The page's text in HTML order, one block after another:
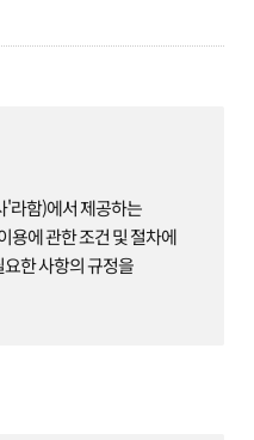
라함)에서 제공하는
용에 관한 조건 및 절차에
한 사항의 규정을
의는 다음과 같습니다.
계약을 체결하고 회원